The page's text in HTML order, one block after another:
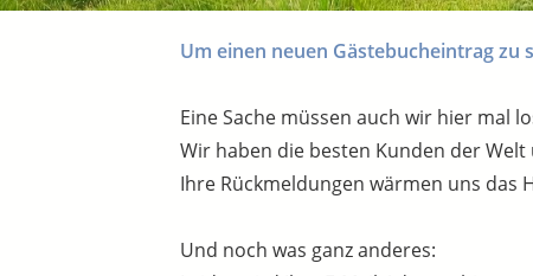
Um einen neuen Gästebucheintrag zu
Eine Sache müssen auch wir hier mal
Wir haben die besten Kunden der
Ihre Rückmeldungen wärmen uns das
Und noch was ganz anderes: